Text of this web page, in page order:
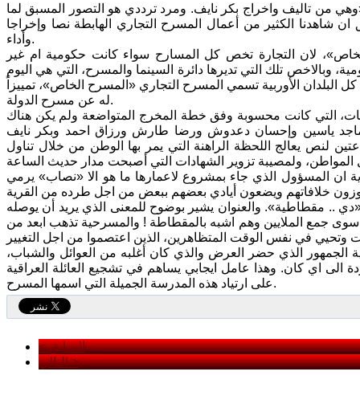
من تاليف واخراج بكر نايف. ومرد ترددي هو التصور المسبق لما
الكثير من أعمال المسرح التجاري الهابطة نصا وإخراجا
وأداء.
لان التجارة تخص كل المسارح سواء كانت حكومية ام غير
وبالاخص تلك التي تديرها دائرة السينما والمسرح، التي هي اليوم
البلدان الأوربية تسمي المسرح التجاري «المسرح الخاص»، تمييزاً
له عن مسرح الدولة.
التي كانت محسوبة وفق خطة المخرج المتواضعة ولم يكن هناك
ماجد ياسين وإحسان دعدوش ورضا طارش ورزاق احمد وبكر نايف
لنص يعالج اللحظة الراهنة التي يمر بها الوطن من خلال تناول
ان المسؤول الذي جاء بمشروع لاعمارها ما هو الا «نصاب» يرمي
.. مقطاطية». والعنوان يشير بوضوح للمعنى الذي يريد أن يوصله
جمع الملايين وهم اشبه بالمقطاطة ! والمسرحية تذهب ابعد من
في عرض ليلة الخميس 8 الجاري تخص نوعية الجمهور الذي حضر العرض والذي كان أغلبه من العوائل والشباب،
اي كان. وهذا عامل ايجابي يساهم في تشجيع العائلة العراقية
على ارتياد هذه المدرسة الجميلة التي اسمها المسرح.
< السابق
التالي >